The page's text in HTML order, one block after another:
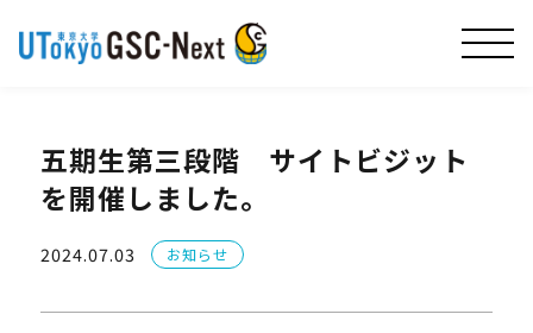
五期生第三段階 サイトビジット
を開催しました。
2024.07.03 お知らせ